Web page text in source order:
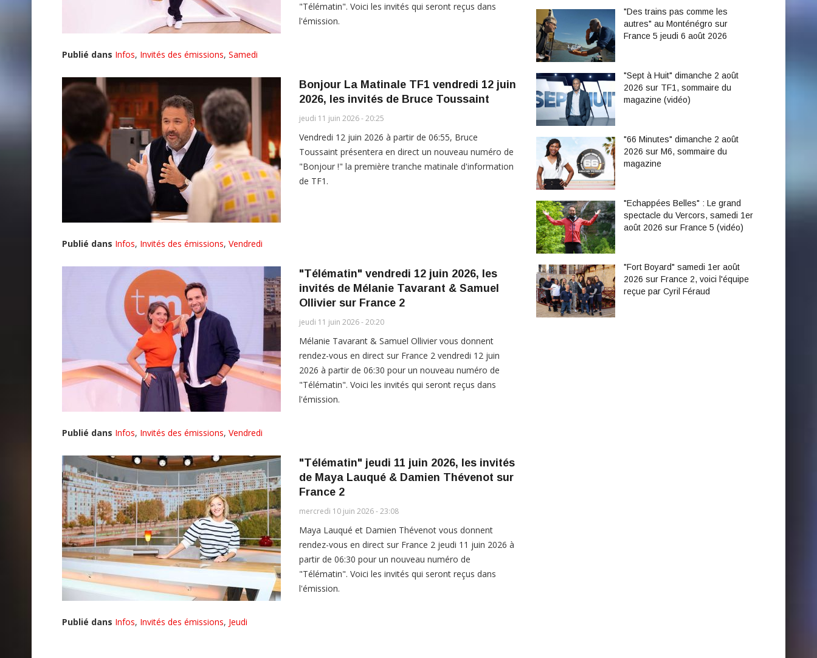
"Télématin". Voici les invités qui seront reçus dans
l'émission.
Publié dans Infos, Invités des émissions, Samedi
Bonjour La Matinale TF1 vendredi 12 juin
2026, les invités de Bruce Toussaint
jeudi 11 juin 2026 - 20:25
Vendredi 12 juin 2026 à partir de 06:55, Bruce
Toussaint présentera en direct un nouveau numéro de
"Bonjour !" la première tranche matinale d'information
de TF1.
Publié dans Infos, Invités des émissions, Vendredi
"Télématin" vendredi 12 juin 2026, les
invités de Mélanie Tavarant & Samuel
Ollivier sur France 2
jeudi 11 juin 2026 - 20:20
Mélanie Tavarant & Samuel Ollivier vous donnent
rendez-vous en direct sur France 2 vendredi 12 juin
2026 à partir de 06:30 pour un nouveau numéro de
"Télématin". Voici les invités qui seront reçus dans
l'émission.
Publié dans Infos, Invités des émissions, Vendredi
"Télématin" jeudi 11 juin 2026, les invités
de Maya Lauqué & Damien Thévenot sur
France 2
mercredi 10 juin 2026 - 23:08
Maya Lauqué et Damien Thévenot vous donnent
rendez-vous en direct sur France 2 jeudi 11 juin 2026 à
partir de 06:30 pour un nouveau numéro de
"Télématin". Voici les invités qui seront reçus dans
l'émission.
Publié dans Infos, Invités des émissions, Jeudi
"Des trains pas comme les
autres" au Monténégro sur
France 5 jeudi 6 août 2026
"Sept à Huit" dimanche 2 août
2026 sur TF1, sommaire du
magazine (vidéo)
"66 Minutes" dimanche 2 août
2026 sur M6, sommaire du
magazine
"Echappées Belles" : Le grand
spectacle du Vercors, samedi 1er
août 2026 sur France 5 (vidéo)
"Fort Boyard" samedi 1er août
2026 sur France 2, voici l'équipe
reçue par Cyril Féraud